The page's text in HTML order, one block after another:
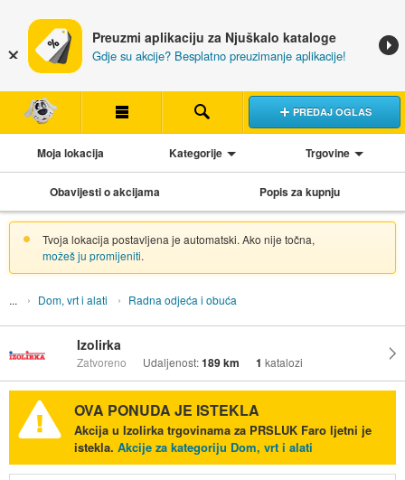
Preuzmi aplikaciju za Njuškalo kataloge
Gdje su akcije? Besplatno preuzimanje aplikacije!
PREDAJ OGLAS
Moja lokacija Kategorije Trgovine
Obavijesti o akcijama Popis za kupnju
Tvoja lokacija postavljena je automatski. Ako nije točna,
možeš ju promijeniti.
Dom, vrt i alati Radna odjeća i obuća
Izolirka
Zatvoreno Udaljenost:189 km 1 katalozi
OVA PONUDA JE ISTEKLA
Akcija u Izolirka trgovinama za PRSLUK Faro ljetni je
istekla. Akcije za kategoriju Dom, vrt i alati